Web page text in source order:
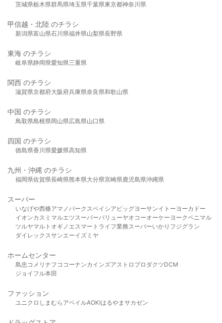
茨城県栃木県群馬県埼玉県千葉県東京都神奈川県
甲信越・北陸 のチラシ
新潟県富山県石川県福井県山梨県長野県
東海 のチラシ
岐阜県静岡県愛知県三重県
関西 のチラシ
滋賀県京都府大阪府兵庫県奈良県和歌山県
中国 のチラシ
鳥取県島根県岡山県広島県山口県
四国 のチラシ
徳島県香川県愛媛県高知県
九州・沖縄 のチラシ
福岡県佐賀県長崎県熊本県大分県宮崎県鹿児島県沖縄県
スーパー
いなげや西條アマノパークスベイシア ビッグヨーサンイトーヨーカドー
イオンカスミ マルエツスーパーバリューヤオコーオーケー ヨークベニマル
ツルヤマルト オギノ エスマート ライフ業務スーパーいかり フジグラン
ダイレックスサンエーイズミヤ
ホームセンター
島忠 コメリ ナフコ コーナンカインズアストロプロダクツDCM
ジョイフル本田
ファッション
ユニクロ しまむら アベイルAOKIはるやま サカゼン